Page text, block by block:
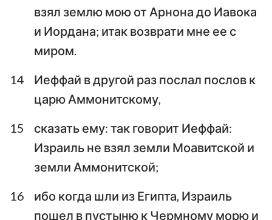
взял землю мою от Арнона до Иавока
и Иордана; итак возврати мне ее с
миром.
14
Иеффай в другой раз послал послов к
царю Аммонитскому,
15
сказать ему: так говорит Иеффай:
Израиль не взял земли Моавитской и
земли Аммонитской;
16
ибо когда шли из Египта, Израиль
пошел в пустыню к Чермному морю и